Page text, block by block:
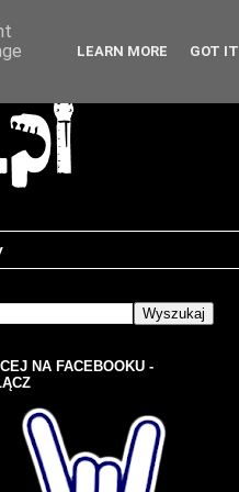
NA FACEBOOKU -
LEARN MORE GOT IT